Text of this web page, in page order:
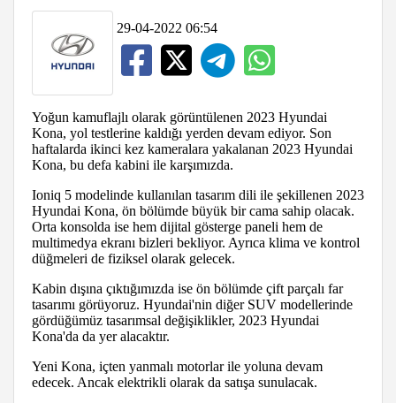
29-04-2022 06:54
Yoğun kamuflajlı olarak görüntülenen 2023 Hyundai
Kona, yol testlerine kaldığı yerden devam ediyor. Son
haftalarda ikinci kez kameralara yakalanan 2023 Hyundai
Kona, bu defa kabini ile karşımızda.
Ioniq 5 modelinde kullanılan tasarım dili ile şekillenen 2023
Hyundai Kona, ön bölümde büyük bir cama sahip olacak.
Orta konsolda ise hem dijital gösterge paneli hem de
multimedya ekranı bizleri bekliyor. Ayrıca klima ve kontrol
düğmeleri de fiziksel olarak gelecek.
Kabin dışına çıktığımızda ise ön bölümde çift parçalı far
tasarımı görüyoruz. Hyundai'nin diğer SUV modellerinde
gördüğümüz tasarımsal değişiklikler, 2023 Hyundai
Kona'da da yer alacaktır.
Yeni Kona, içten yanmalı motorlar ile yoluna devam
edecek. Ancak elektrikli olarak da satışa sunulacak.